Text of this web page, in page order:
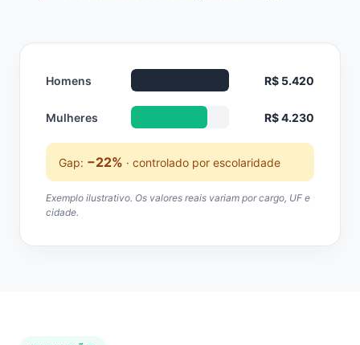
Homens R$ 5.420
Mulheres R$ 4.230
Gap: −22% · controlado por escolaridade
Exemplo ilustrativo. Os valores reais variam por cargo, UF e
cidade.